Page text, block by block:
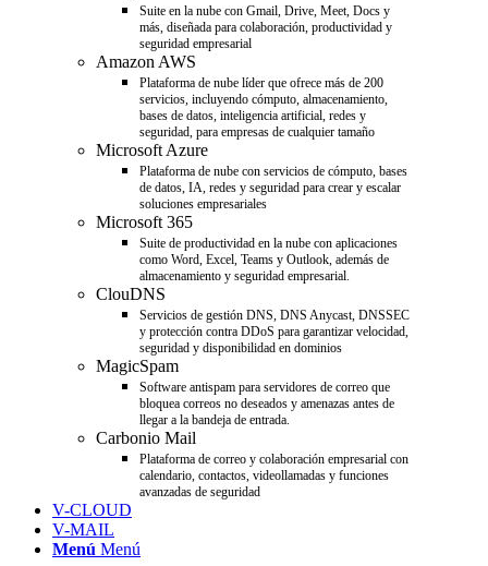
Suite en la nube con Gmail, Drive, Meet, Docs y
más, diseñada para colaboración, productividad y
seguridad empresarial
Amazon AWS
Plataforma de nube líder que ofrece más de 200
servicios, incluyendo cómputo, almacenamiento,
bases de datos, inteligencia artificial, redes y
seguridad, para empresas de cualquier tamaño
Microsoft Azure
Plataforma de nube con servicios de cómputo, bases
de datos, IA, redes y seguridad para crear y escalar
soluciones empresariales
Microsoft 365
Suite de productividad en la nube con aplicaciones
como Word, Excel, Teams y Outlook, además de
almacenamiento y seguridad empresarial.
ClouDNS
Servicios de gestión DNS, DNS Anycast, DNSSEC
y protección contra DDoS para garantizar velocidad,
seguridad y disponibilidad en dominios
MagicSpam
Software antispam para servidores de correo que
bloquea correos no deseados y amenazas antes de
llegar a la bandeja de entrada.
Carbonio Mail
Plataforma de correo y colaboración empresarial con
calendario, contactos, videollamadas y funciones
avanzadas de seguridad
V-CLOUD
V-MAIL
Menú Menú